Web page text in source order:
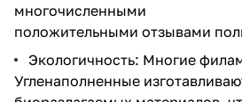
многочисленными
положительными отзывами
Экологичность: Многие
Угленаполненные